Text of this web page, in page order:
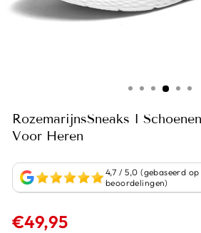
RozemarijnsSneaks I
Voor Heren
4,7 / 5,0 (gebaseerd op
beoordelingen)
€49,95